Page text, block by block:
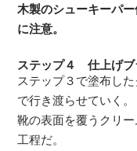
木製のシューキーパ
に注意。
ステップ４ 仕上げブ
ステップ３で塗布し
で行き渡らせていく。
靴の表面を覆うクリ
工程だ。